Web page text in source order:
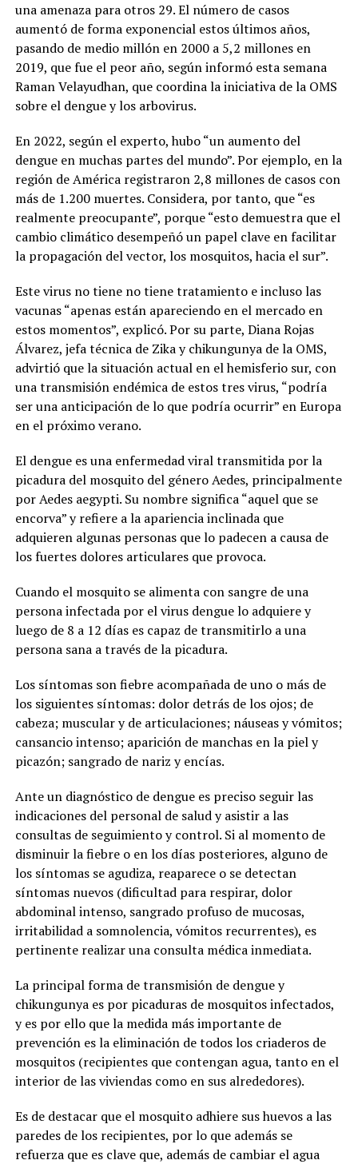
una amenaza para otros 29. El número de casos
aumentó de forma exponencial estos últimos años,
pasando de medio millón en 2000 a 5,2 millones en
2019, que fue el peor año, según informó esta semana
Raman Velayudhan, que coordina la iniciativa de la OMS
sobre el dengue y los arbovirus.
En 2022, según el experto, hubo “un aumento del
dengue en muchas partes del mundo”. Por ejemplo, en la
región de América registraron 2,8 millones de casos con
más de 1.200 muertes. Considera, por tanto, que “es
realmente preocupante”, porque “esto demuestra que el
cambio climático desempeñó un papel clave en facilitar
la propagación del vector, los mosquitos, hacia el sur”.
Este virus no tiene no tiene tratamiento e incluso las
vacunas “apenas están apareciendo en el mercado en
estos momentos”, explicó. Por su parte, Diana Rojas
Álvarez, jefa técnica de Zika y chikungunya de la OMS,
advirtió que la situación actual en el hemisferio sur, con
una transmisión endémica de estos tres virus, “podría
ser una anticipación de lo que podría ocurrir” en Europa
en el próximo verano.
El dengue es una enfermedad viral transmitida por la
picadura del mosquito del género Aedes, principalmente
por Aedes aegypti. Su nombre significa “aquel que se
encorva” y refiere a la apariencia inclinada que
adquieren algunas personas que lo padecen a causa de
los fuertes dolores articulares que provoca.
Cuando el mosquito se alimenta con sangre de una
persona infectada por el virus dengue lo adquiere y
luego de 8 a 12 días es capaz de transmitirlo a una
persona sana a través de la picadura.
Los síntomas son fiebre acompañada de uno o más de
los siguientes síntomas: dolor detrás de los ojos; de
cabeza; muscular y de articulaciones; náuseas y vómitos;
cansancio intenso; aparición de manchas en la piel y
picazón; sangrado de nariz y encías.
Ante un diagnóstico de dengue es preciso seguir las
indicaciones del personal de salud y asistir a las
consultas de seguimiento y control. Si al momento de
disminuir la fiebre o en los días posteriores, alguno de
los síntomas se agudiza, reaparece o se detectan
síntomas nuevos (dificultad para respirar, dolor
abdominal intenso, sangrado profuso de mucosas,
irritabilidad a somnolencia, vómitos recurrentes), es
pertinente realizar una consulta médica inmediata.
La principal forma de transmisión de dengue y
chikungunya es por picaduras de mosquitos infectados,
y es por ello que la medida más importante de
prevención es la eliminación de todos los criaderos de
mosquitos (recipientes que contengan agua, tanto en el
interior de las viviendas como en sus alrededores).
Es de destacar que el mosquito adhiere sus huevos a las
paredes de los recipientes, por lo que además se
refuerza que es clave que, además de cambiar el agua